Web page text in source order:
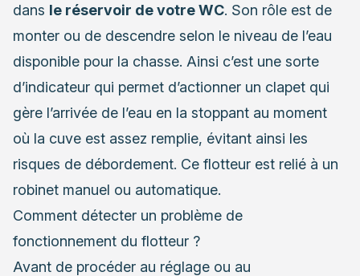
dans le réservoir de votre WC. Son rôle est de
monter ou de descendre selon le niveau de l’eau
disponible pour la chasse. Ainsi c’est une sorte
d’indicateur qui permet d’actionner un clapet qui
gère l’arrivée de l’eau en la stoppant au moment
où la cuve est assez remplie, évitant ainsi les
risques de débordement. Ce flotteur est relié à un
robinet manuel ou automatique.
Comment détecter un problème de
fonctionnement du flotteur ?
Avant de procéder au réglage ou au